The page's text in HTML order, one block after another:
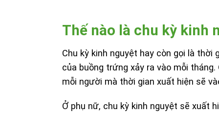
Thế nào là chu kỳ kinh
Chu kỳ kinh nguyệt hay còn gọi là thời
của buồng trứng xảy ra vào mỗi
mỗi người mà thời gian xuất hiện sẽ
Ở phụ nữ, chu kỳ kinh nguyệt sẽ xuất